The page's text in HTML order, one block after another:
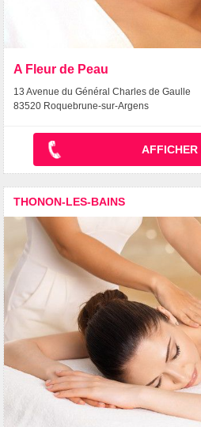
A Fleur de Peau
13 Avenue du Général Charles de Gaulle
83520 Roquebrune-sur-Argens
AFFICHER
THONON-LES-BAINS